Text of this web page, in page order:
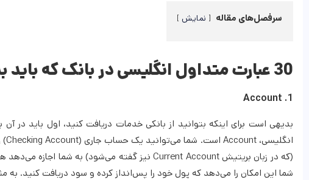
سرفصل‌های مقاله نمایش
30 عبارت متداول انگلیسی در بانک که باید بدانید!
1. Account
بدیهی است برای اینکه بتوانید از بانکی خدمات دریافت کنید، اول باید
شما این امکان را می‌دهد که پول خود را پس‌انداز کرده و سود دریافت کنید. به